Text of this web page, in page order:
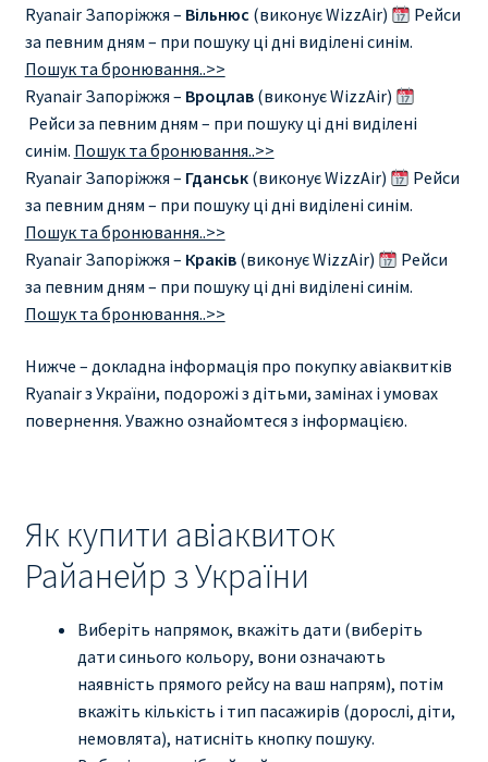
Ryanair Запоріжжя – Вільнюс (виконує WizzAir)
Рейси
за певним дням – при пошуку ці дні виділені синім.
Пошук та бронювання..>>
Ryanair Запоріжжя – Вроцлав(виконує WizzAir)
Рейси за певним дням – при пошуку ці дні виділені
синім. Пошук та бронювання..>>
Ryanair Запоріжжя – Гданськ(виконує WizzAir)
Рейси
за певним дням – при пошуку ці дні виділені синім.
Пошук та бронювання..>>
Ryanair Запоріжжя – Краків(виконує WizzAir)
Рейси
за певним дням – при пошуку ці дні виділені синім.
Пошук та бронювання..>>
Нижче – докладна інформація про покупку авіаквитків
Ryanair з України, подорожі з дітьми, замінах і умовах
повернення. Уважно ознайомтеся з інформацією.
Як купити авіаквиток
Райанейр з України
Виберіть напрямок, вкажіть дати (виберіть
дати синього кольору, вони означають
наявність прямого рейсу на ваш напрям), потім
вкажіть кількість і тип пасажирів (дорослі, діти,
немовлята), натисніть кнопку пошуку.